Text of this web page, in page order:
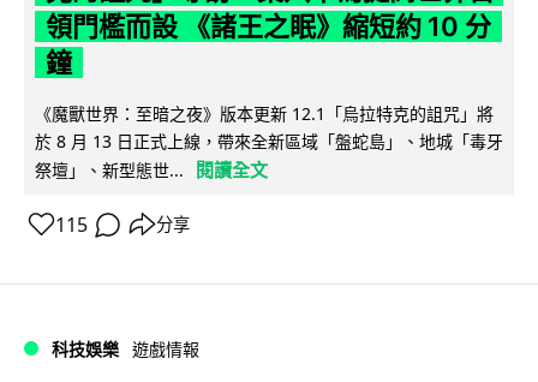
領門檻而設 《諸王之眠》縮短約 10 分
鐘
《魔獸世界：至暗之夜》版本更新 12.1「烏拉特克的詛咒」將
於 8 月 13 日正式上線，帶來全新區域「盤蛇島」、地城「毒牙
祭壇」、新型態世...
閱讀全文
115 分享
科技娛樂 遊戲情報